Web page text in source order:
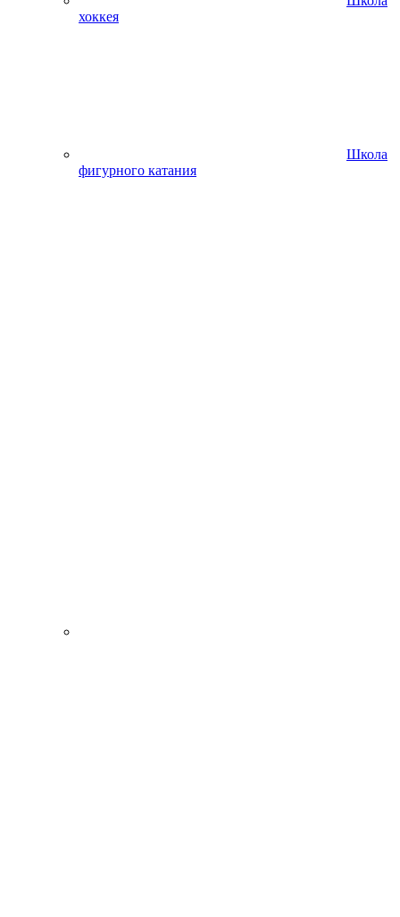
хоккея
Школа
фигурного катания